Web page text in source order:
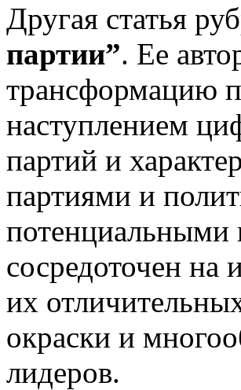
Другая статья
партии”. Ее
трансформацию
наступлением
партий и
партиями и
потенциальными
сосредоточен на
их
окраски и
лидеров.